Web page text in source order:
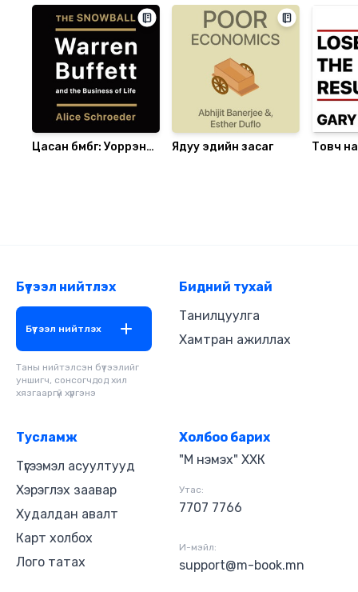
Цасан бөмбөг: Уоррэн
Ядуу эдийн засаг
Товч
Бүтээл нийтлэх
Бүтээл нийтлэх
Таны нийтэлсэн бүтээлийг
уншигч, сонсогчдод хил
хязгааргүй хүргэнэ
Бидний тухай
Танилцуулга
Хамтран ажиллах
Тусламж
Түгээмэл асуултууд
Хэрэглэх заавар
Худалдан авалт
Карт холбох
Лого татах
Холбоо барих
"М нэмэх" ХХК
Утас:
7707 7766
И-мэйл:
support@m-book.mn